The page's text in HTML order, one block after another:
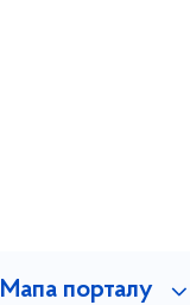
Мапа порталу